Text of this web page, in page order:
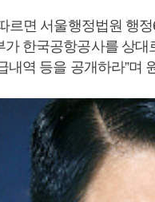
르면 서울행정법원 행
가 한국공항공사를 상
내역 등을 공개하라”며